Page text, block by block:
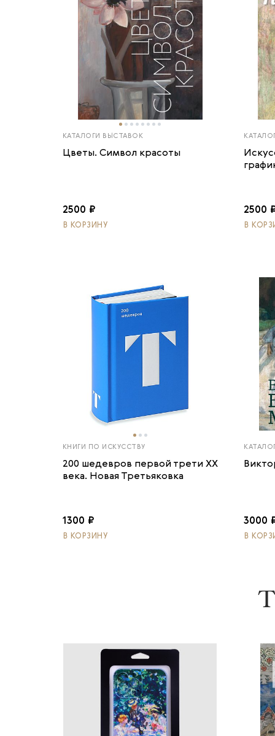
КАТАЛОГИ ВЫСТАВОК
Цветы. Символ красоты
2500 ₽
В КОРЗИНУ
2500
В
КНИГИ ПО ИСКУССТВУ
200 шедевров первой трети ХХ
века. Новая Третьяковка
1300 ₽
В КОРЗИНУ
3000
В